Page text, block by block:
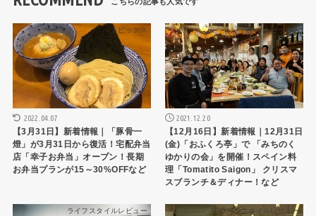
トピックス
2022.04.07
【3月31日】新着情報｜「豚骨一
燈」が3月31日から復活！宅配弁当
店「幸子お弁当」オープン！長期
お弁当プランが15～30%OFFなど
トピックス
2021.12.20
【12月16日】新着情報｜12月31日
(金)「おふくろ亭」で 「みちのく
ゆかりの会」を開催！スペイン料
理「Tomatito Saigon」 クリスマ
スブランチ＆ディナー！など
ライフスタイルレビュー ライフスタイルレビュー